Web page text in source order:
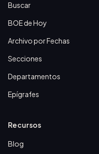
Buscar
BOE de Hoy
Archivo por Fechas
Secciones
Departamentos
Epígrafes
Recursos
Blog